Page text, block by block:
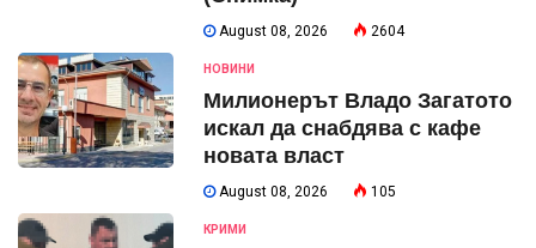
August 08, 2026 2604
НОВИНИ
Милионерът Владо Загатото
искал да снабдява с кафе
новата власт
August 08, 2026 105
КРИМИ